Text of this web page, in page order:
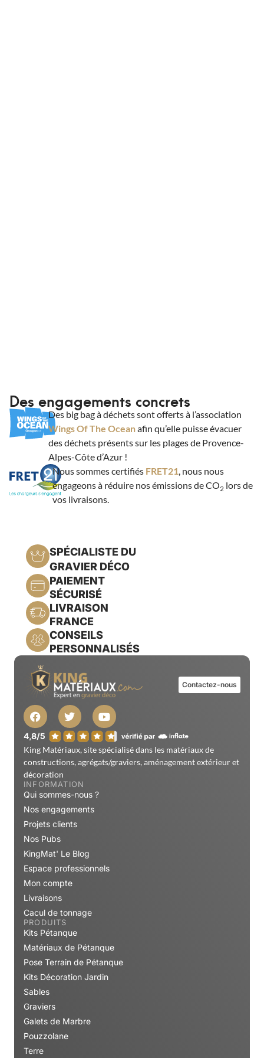
Des engagements concrets
Des big bag à déchets sont offerts à l’association
Wings Of The Oceanafin qu’elle puisse évacuer
des déchets présents sur les plages de Provence-
Alpes-Côte d’Azur !
Nous sommes certifiés FRET21, nous nous
engageons à réduire nos émissions de CO2lors de
vos livraisons.
SPÉCIALISTE DU
GRAVIER DÉCO
PAIEMENT
SÉCURISÉ
LIVRAISON
FRANCE
CONSEILS
PERSONNALISÉS
Contactez-nous
King Matériaux, site spécialisé dans les matériaux de
constructions, agrégats/graviers, aménagement extérieur et
décoration
INFORMATION
Qui sommes-nous ?
Nos engagements
Projets clients
Nos Pubs
KingMat' Le Blog
Espace professionnels
Mon compte
Livraisons
Cacul de tonnage
PRODUITS
Kits Pétanque
Matériaux de Pétanque
Pose Terrain de Pétanque
Kits Décoration Jardin
Sables
Graviers
Galets de Marbre
Pouzzolane
Terre